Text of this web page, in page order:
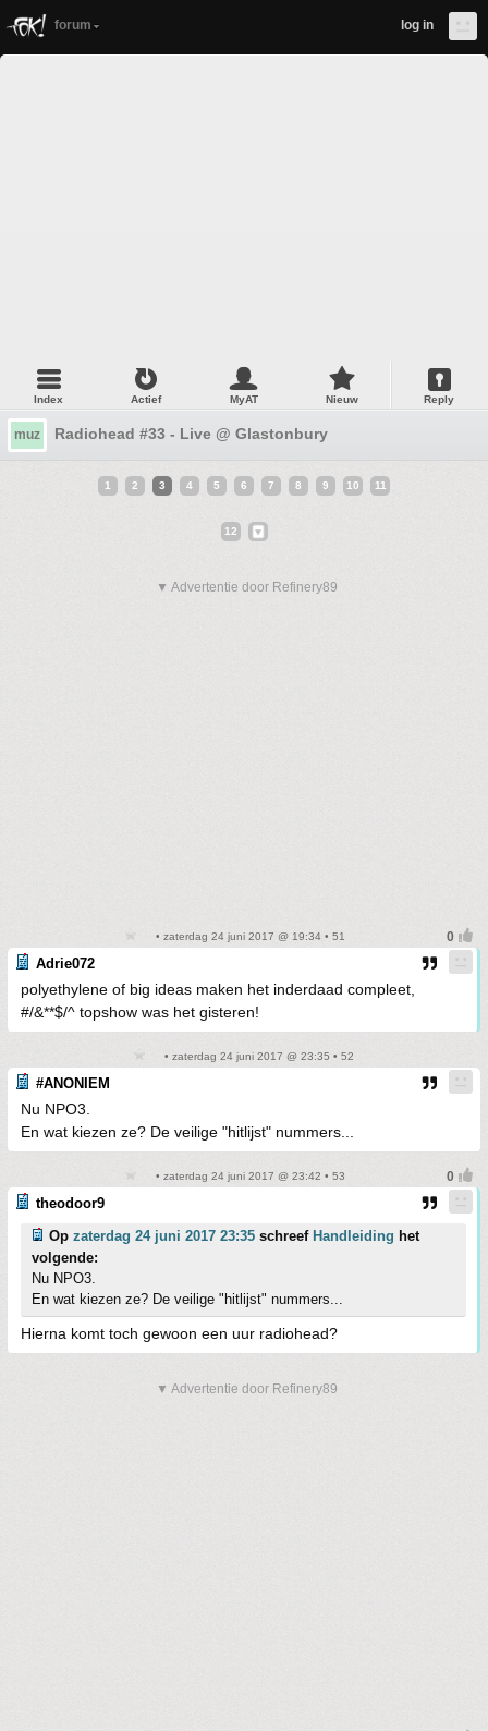
forum log in
Index Actief MyAT Nieuw Reply
muz Radiohead #33 - Live @ Glastonbury
1 2 3 4 5 6 7 8 9 10 11
12
▼ Advertentie door Refinery89
• zaterdag 24 juni 2017 @ 19:34 • 51
Adrie072
polyethylene of big ideas maken het inderdaad compleet,
#/&**$/^ topshow was het gisteren!
• zaterdag 24 juni 2017 @ 23:35 • 52
#ANONIEM
Nu NPO3.
En wat kiezen ze? De veilige "hitlijst" nummers...
• zaterdag 24 juni 2017 @ 23:42 • 53
theodoor9
Op zaterdag 24 juni 2017 23:35 schreef Handleiding het
volgende:
Nu NPO3.
En wat kiezen ze? De veilige "hitlijst" nummers...
Hierna komt toch gewoon een uur radiohead?
▼ Advertentie door Refinery89